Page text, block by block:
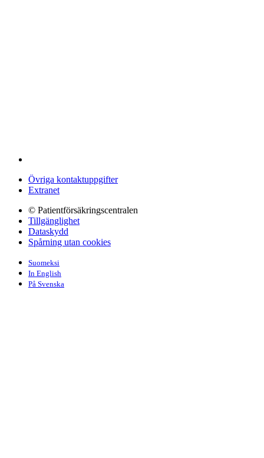
Övriga kontaktuppgifter
Extranet
© Patientförsäkringscentralen
Tillgänglighet
Dataskydd
Spårning utan cookies
Suomeksi
In English
På Svenska